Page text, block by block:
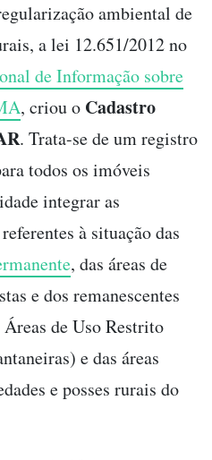
ambiental de
a lei 12.651/2012 no
de Informação sobre
, criou o Cadastro
. Trata-se de um registro
todos os imóveis
integrar as
à situação das
, das áreas de
e dos remanescentes
de Uso Restrito
e das áreas
e posses rurais do